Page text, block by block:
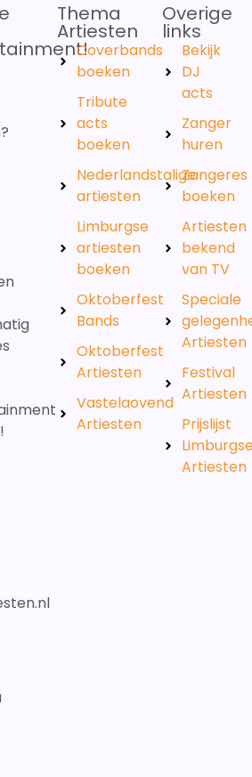
Thema
Artiesten
Coverbands
boeken
Tribute
acts
boeken
Nederlandstalige
artiesten
Limburgse
artiesten
boeken
Oktoberfest
Bands
Oktoberfest
Artiesten
Vastelaovend
Artiesten
Overige
links
Bekijk
DJ
acts
Zanger
huren
Zangeres
boeken
Artiesten
bekend
van TV
Speciale
Artiesten
Festival
Artiesten
Prijslijst
Artiesten